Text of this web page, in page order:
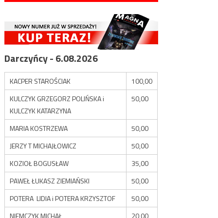
Darczyńcy - 6.08.2026
KACPER STAROŚCIAK
100,00
KULCZYK GRZEGORZ POLIŃSKA i
KULCZYK KATARZYNA
50,00
MARIA KOSTRZEWA
50,00
JERZY T MICHAJŁOWICZ
50,00
KOZIOŁ BOGUSŁAW
35,00
PAWEŁ ŁUKASZ ZIEMIAŃSKI
50,00
POTERA LIDIA i POTERA KRZYSZTOF
50,00
NIEMCZYK MICHAŁ
20,00